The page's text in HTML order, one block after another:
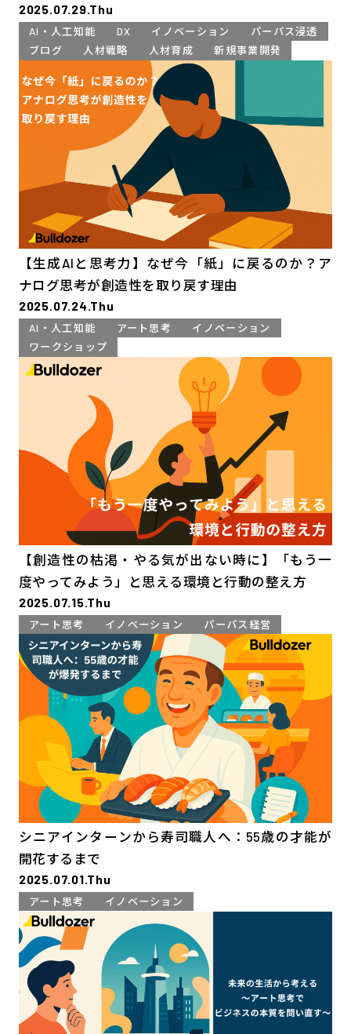
2025.07.29.Thu
AI・人工知能 DX イノベーション
パーパス浸透
ブログ
人材戦略 人材育成 新規事業開発
【生成AIと思考力】なぜ今「紙」に戻るのか？ア
ナログ思考が創造性を取り戻す理由
2025.07.24.Thu
AI・人工知能 アート思考
イノベーション
ワークショップ
【創造性の枯渇・やる気が出ない時に】「もう一
度やってみよう」と思える環境と行動の整え方
2025.07.15.Thu
アート思考 イノベーション パーパス経営
シニアインターンから寿司職人へ：55歳の才能が
開花するまで
2025.07.01.Thu
アート思考 イノベーション